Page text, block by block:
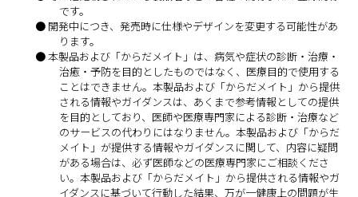
です。
● 開発中につき、発売時に仕様やデザインを変更する可能性があ
ります。
● 本製品および「からだメイト」は、病気や症状の診断・治療・
治癒・予防を目的としたものではなく、医療目的で使用する
ことはできません。本製品および「からだメイト」から提供
される情報やガイダンスは、あくまで参考情報としての提供
を目的としており、医師や医療専門家による診断・治療など
のサービスの代わりにはなりません。本製品および「からだ
メイト」が提供する情報やガイダンスに関して、内容に疑問
がある場合は、必ず医師などの医療専門家にご相談くださ
い。本製品および「からだメイト」から提供される情報やガ
イダンスに基づいて行動した結果、万が一健康上の問題が生